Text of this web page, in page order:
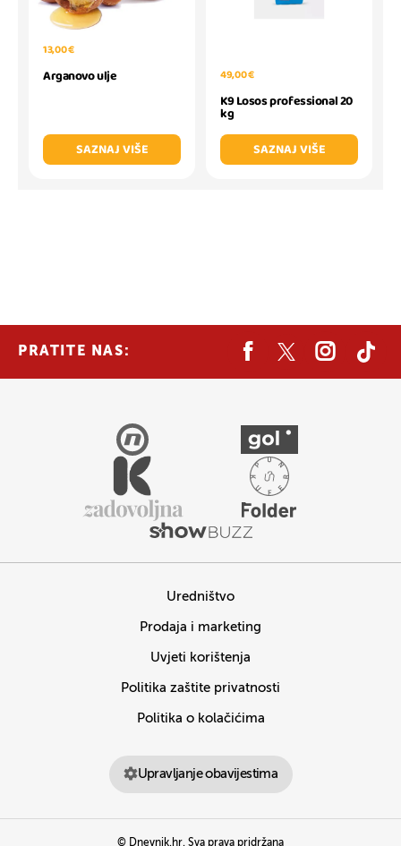
13,00 €
Arganovo ulje
SAZNAJ VIŠE
49,00 €
K9 Losos professional 20
kg
SAZNAJ VIŠE
PRATITE NAS:
Uredništvo
Prodaja i marketing
Uvjeti korištenja
Politika zaštite privatnosti
Politika o kolačićima
Upravljanje obavijestima
© Dnevnik.hr. Sva prava pridržana